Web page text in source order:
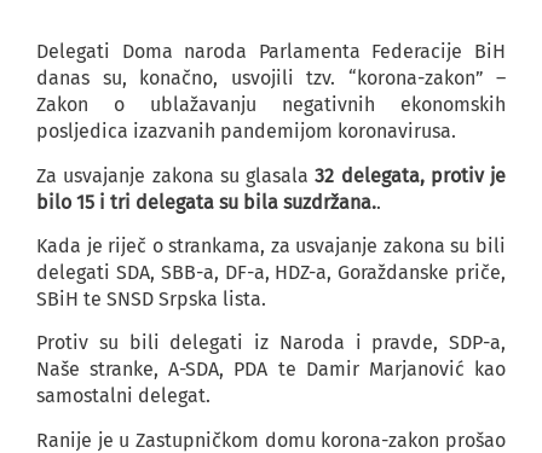
Delegati Doma naroda Parlamenta Federacije BiH
danas su, konačno, usvojili tzv. “korona-zakon” –
Zakon o ublažavanju negativnih ekonomskih
posljedica izazvanih pandemijom koronavirusa.
Za usvajanje zakona su glasala32 delegata, protiv je
bilo 15 i tri delegata su bila suzdržana..
Kada je riječ o strankama, za usvajanje zakona su bili
delegati SDA, SBB-a, DF-a, HDZ-a, Goraždanske priče,
SBiH te SNSD Srpska lista.
Protiv su bili delegati iz Naroda i pravde, SDP-a,
Naše stranke, A-SDA, PDA te Damir Marjanović kao
samostalni delegat.
Ranije je u Zastupničkom domu korona-zakon prošao